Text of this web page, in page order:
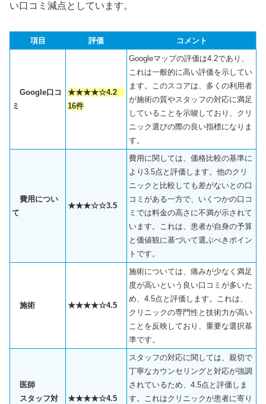
い口コミ減点としています。
項目 評価 コメント
Google口コ
ミ
★★★★☆4.2
16件
Googleマップの評価は4.2であり、
これは一般的に高い評価を示してい
ます。このスコアは、多くの利用者
が施術の質やスタッフの対応に満足
していることを示唆しており、クリ
ニック選びの際の良い指標になりま
す。
費用につい
て
★★★☆☆3.5
費用に関しては、価格比較の基準に
より3.5点と評価します。他のクリ
ニックと比較しても差がないとの口
コミがある一方で、いくつかの口コ
ミでは料金の高さに不満が示されて
います。これは、患者が自身の予算
と価値観に基づいて選ぶべきポイン
トです。
施術 ★★★★☆4.5
施術については、痛みが少なく満足
度が高いという良い口コミが多いた
め、4.5点と評価します。これは、
クリニックの専門性と技術力が高い
ことを反映しており、重要な選択基
準です。
医師
スタッフ対
★★★★☆4.5
スタッフの対応に関しては、親切で
丁寧なカウンセリングと対応が強調
されているため、4.5点と評価しま
す。これはクリニックが患者に寄り